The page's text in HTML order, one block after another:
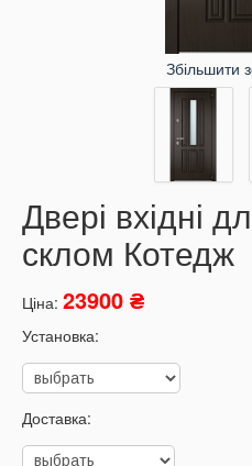
Збільшити
Двері вхідні
склом Котедж
Ціна: 23900 ₴
Установка:
Доставка: